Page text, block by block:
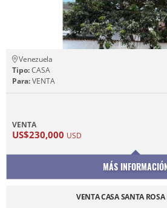
Venezuela
Tipo:CASA
Para:VENTA
VENTA
US$230,000 USD
MÁS
VENTA CASA SANTA